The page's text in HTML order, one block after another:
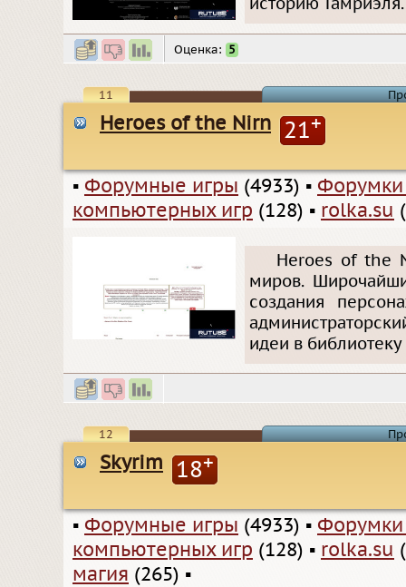
историю Тамриэля.
Оценка: 5
11
Heroes of the Nirn 21+
▪ Форумные игры (4933) ▪
компьютерных игр (128) ▪ rolka.su
Heroes of the
миров.
создания
идеи в
12
Skyrim 18+
▪ Форумные игры (4933) ▪
компьютерных игр (128) ▪ rolka.su
магия (265) ▪